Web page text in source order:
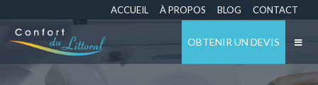
ACCUEIL À PROPOS BLOG CONTACT
OBTENIR UN DEVIS